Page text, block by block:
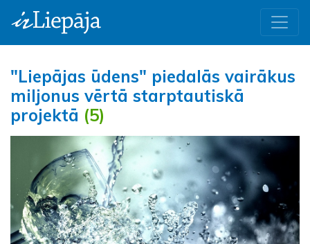
"Liepājas ūdens" piedalās vairākus
miljonus vērtā starptautiskā
projektā (5)